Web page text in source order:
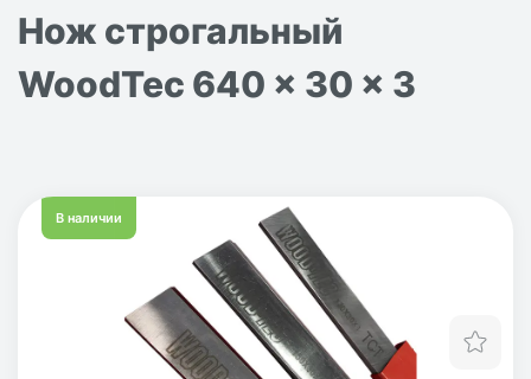
Нож строгальный
WoodTec 640 x 30 x 3
В наличии